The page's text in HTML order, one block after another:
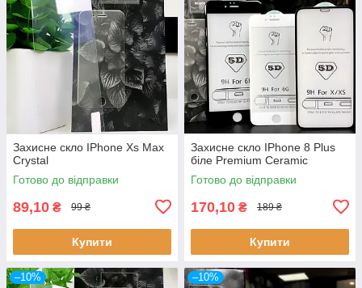
Захисне скло IPhone Xs Max
Crystal
Готово до відправки
89,10 ₴ 99 ₴
Купити
Захисне скло IPhone 8 Plus
біле Premium Ceramic
Готово до відправки
170,10 ₴ 189 ₴
Купити
–10% –10%